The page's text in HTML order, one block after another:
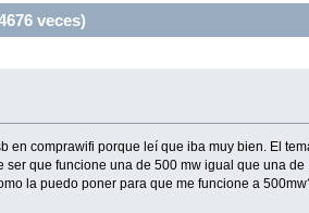
veces)
en comprawifi porque leí que iba muy bien. El
que funcione una de 500 mw igual que una
la puedo poner para que me funcione a